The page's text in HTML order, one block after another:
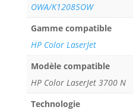
OWA/K12085OW
Gamme compatible
HP Color LaserJet
Modèle compatible
HP Color LaserJet 3700 N
Technologie